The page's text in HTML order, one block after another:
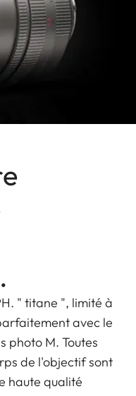
" titane ", limité à
avec le
photo M. Toutes
de l'objectif sont
haute qualité